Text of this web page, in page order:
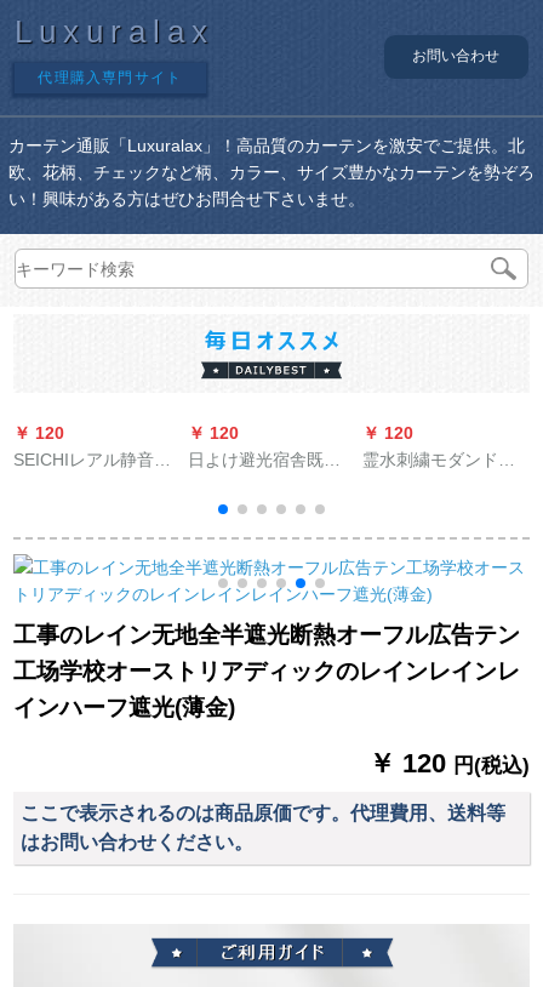
Luxuralax
代理購入専門サイト
お問い合わせ
カーテン通販「Luxuralax」！高品質のカーテンを激安でご提供。北
欧、花柄、チェックなど柄、カラー、サイズ豊かなカーテンを勢ぞろ
い！興味がある方はぜひお問合せ下さいませ。
￥ 120
SEICHIレアル静音厚
テ-ンを揃えることが
できます。
￥ 120
日よけ避光宿舎既制
全遮光幅4.0 m*高さ
2.5 m厚手完全遮光
+広帯域送出四本フル
バック
￥ 120
霊水刺繍モダンド軽
遮光遮音カーテータ
ーテーダーダーダー
ダーダーダーダーダ
ーダーダーダーダー
ダーダーデラックス
シンドローム刺繍ラ
工事のレイン无地全半遮光断熱オーフル広告テン
工场学校オーストリアディックのレインレインレ
インハーフ遮光(薄金)
￥ 120 円(税込)
ここで表示されるのは商品原価です。代理費用、送料等
はお問い合わせください。